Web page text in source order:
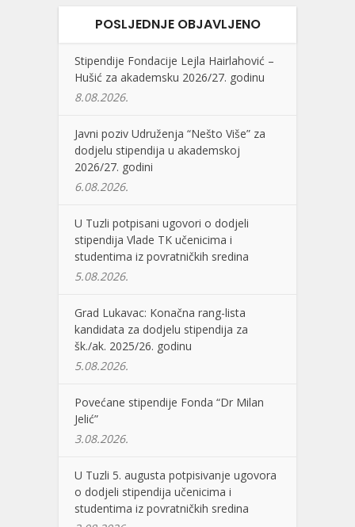
POSLJEDNJE OBJAVLJENO
Stipendije Fondacije Lejla Hairlahović –
Hušić za akademsku 2026/27. godinu
8.08.2026.
Javni poziv Udruženja “Nešto Više” za
dodjelu stipendija u akademskoj
2026/27. godini
6.08.2026.
U Tuzli potpisani ugovori o dodjeli
stipendija Vlade TK učenicima i
studentima iz povratničkih sredina
5.08.2026.
Grad Lukavac: Konačna rang-lista
kandidata za dodjelu stipendija za
šk./ak. 2025/26. godinu
5.08.2026.
Povećane stipendije Fonda “Dr Milan
Jelić”
3.08.2026.
U Tuzli 5. augusta potpisivanje ugovora
o dodjeli stipendija učenicima i
studentima iz povratničkih sredina